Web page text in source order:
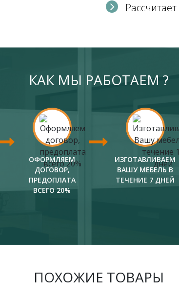
КАК МЫ РАБОТАЕМ ?
ОФОРМЛЯЕМ
ДОГОВОР,
ПРЕДОПЛАТА
ВСЕГО 20%
ИЗГОТАВЛИВАЕМ
ВАШУ МЕБЕЛЬ В
ТЕЧЕНИЕ 7 ДНЕЙ
ПОХОЖИЕ ТОВАРЫ